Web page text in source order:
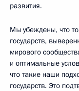
развития.
Мы убеждены, что
государств,
мирового
и оптимальные
что такие наши
государств. Это